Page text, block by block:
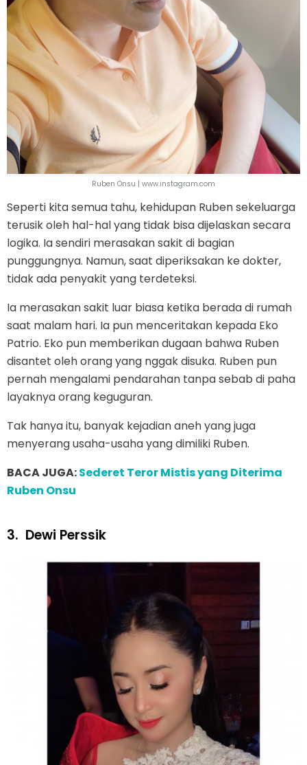
Ruben Onsu | www.instagram.com
Seperti kita semua tahu, kehidupan Ruben sekeluarga
terusik oleh hal-hal yang tidak bisa dijelaskan secara
logika. Ia sendiri merasakan sakit di bagian
punggungnya. Namun, saat diperiksakan ke dokter,
tidak ada penyakit yang terdeteksi.
Ia merasakan sakit luar biasa ketika berada di rumah
saat malam hari. Ia pun menceritakan kepada Eko
Patrio. Eko pun memberikan dugaan bahwa Ruben
disantet oleh orang yang nggak disuka. Ruben pun
pernah mengalami pendarahan tanpa sebab di paha
layaknya orang keguguran.
Tak hanya itu, banyak kejadian aneh yang juga
menyerang usaha-usaha yang dimiliki Ruben.
BACA JUGA:Sederet Teror Mistis yang Diterima
Ruben Onsu
3. Dewi Perssik